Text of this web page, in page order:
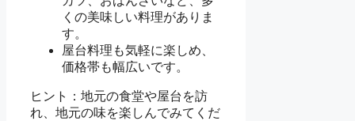
くの美味しい料理がありま
す。
屋台料理も気軽に楽しめ、
価格帯も幅広いです。
ヒント：地元の食堂や屋台を訪
れ、地元の味を楽しんでみてくだ